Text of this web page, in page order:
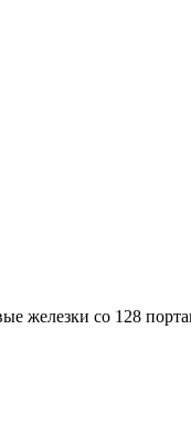
железки со 128